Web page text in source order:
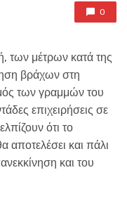
0
των μέτρων κατά της
βράχων στη
των γραμμών του
επιχειρήσεις σε
ότι το
αποτελέσει και πάλι
και του